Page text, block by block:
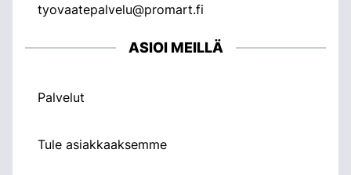
tyovaatepalvelu@promart.fi
ASIOI MEILLÄ
Palvelut
Tule asiakkaaksemme